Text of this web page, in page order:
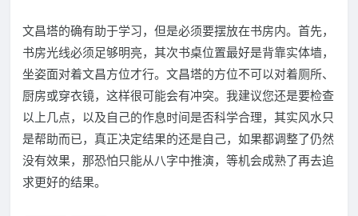
文昌塔的确有助于学习，但是必须要摆放在书房内。首先，
书房光线必须足够明亮，其次书桌位置最好是背靠实体墙，
坐姿面对着文昌方位才行。文昌塔的方位不可以对着厕所、
厨房或穿衣镜，这样很可能会有冲突。我建议您还是要检查
以上几点，以及自己的作息时间是否科学合理，其实风水只
是帮助而已，真正决定结果的还是自己，如果都调整了仍然
没有效果，那恐怕只能从八字中推演，等机会成熟了再去追
求更好的结果。